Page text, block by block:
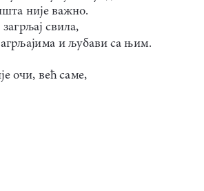
није важно.
свила,
и љубави са њим.
очи, већ саме,